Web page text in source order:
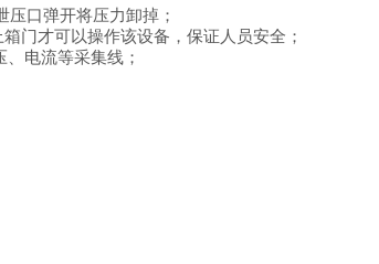
压口弹开将压力卸掉；
门才可以操作该设备，保证人员安全；
电流等采集线；